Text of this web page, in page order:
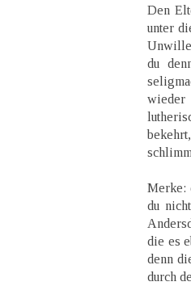
Den
unter
du
wieder
Merke:
du
die es
denn
durch